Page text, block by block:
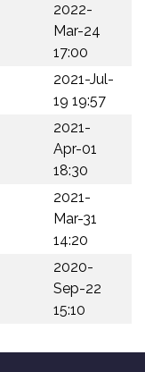
2022-
Mar-24
17:00
2021-Jul-
19 19:57
2021-
Apr-01
18:30
2021-
Mar-31
14:20
2020-
Sep-22
15:10